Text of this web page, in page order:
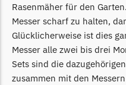
Begrenzungsdraht
Medion
Medion Messer
Begrenzungsdraht
Rasenmäher für den
Messer scharf zu halten,
Glücklicherweise ist dies
Messer alle zwei bis drei
Sets sind die
zusammen mit den